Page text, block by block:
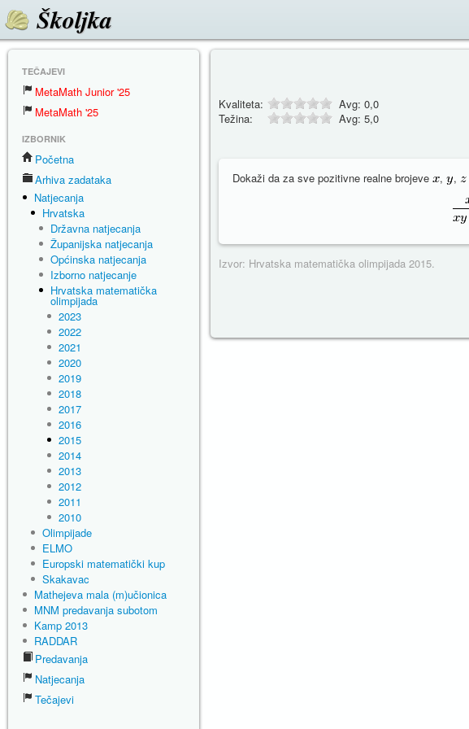
Školjka
TEČAJEVI
MetaMath Junior '25
MetaMath '25
IZBORNIK
Početna
Arhiva zadataka
Natjecanja
Hrvatska
Državna natjecanja
Županijska natjecanja
Općinska natjecanja
Izborno natjecanje
Hrvatska matematička
olimpijada
2023
2022
2021
2020
2019
2018
2017
2016
2015
2014
2013
2012
2011
2010
Olimpijade
ELMO
Europski matematički kup
Skakavac
Mathejeva mala (m)učionica
MNM predavanja subotom
Kamp 2013
RADDAR
Predavanja
Natjecanja
Tečajevi
Kvaliteta: Avg: 0,0
Težina:
Avg: 5,0
Dokaži da za sve pozitivne realne brojeve , ,
Izvor: Hrvatska matematička olimpijada 2015.